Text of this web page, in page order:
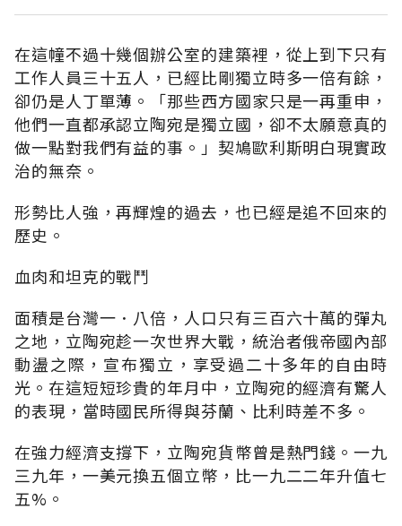
在這幢不過十幾個辦公室的建築裡，從上到下只有
工作人員三十五人，已經比剛獨立時多一倍有餘，
卻仍是人丁單薄。「那些西方國家只是一再重申，
他們一直都承認立陶宛是獨立國，卻不太願意真的
做一點對我們有益的事。」契鳩歐利斯明白現實政
治的無奈。
形勢比人強，再輝煌的過去，也已經是追不回來的
歷史。
血肉和坦克的戰鬥
面積是台灣一．八倍，人口只有三百六十萬的彈丸
之地，立陶宛趁一次世界大戰，統治者俄帝國內部
動盪之際，宣布獨立，享受過二十多年的自由時
光。在這短短珍貴的年月中，立陶宛的經濟有驚人
的表現，當時國民所得與芬蘭、比利時差不多。
在強力經濟支撐下，立陶宛貨幣曾是熱門錢。一九
三九年，一美元換五個立幣，比一九二二年升值七
五%。